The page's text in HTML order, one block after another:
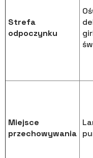
Strefa
odpoczynku
Miejsce
przechowywania